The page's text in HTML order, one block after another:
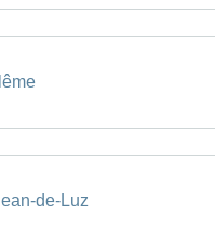
de-Luz